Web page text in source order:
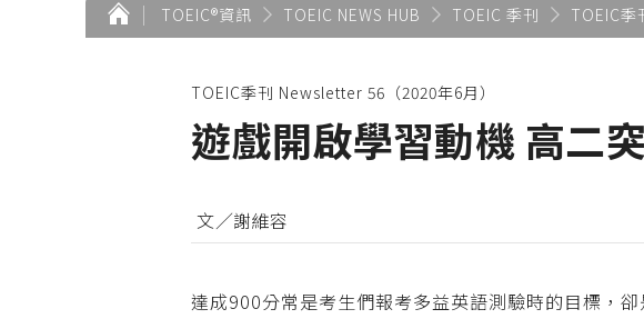
首
頁
TOEIC®資訊 TOEIC NEWS HUB TOEIC 季刊 TOEIC季
TOEIC季刊 Newsletter 56（2020年6月）
遊戲開啟學習動機 高二
文／謝維容
達成900分常是考生們報考多益英語測驗時的目標，